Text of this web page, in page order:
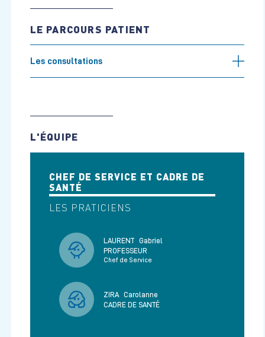
LE PARCOURS PATIENT
Les consultations
L'ÉQUIPE
CHEF DE SERVICE ET CADRE DE
SANTÉ
LES PRATICIENS
LAURENT
Gabriel
PROFESSEUR
Chef de Service
ZIRA
Carolanne
CADRE DE SANTÉ